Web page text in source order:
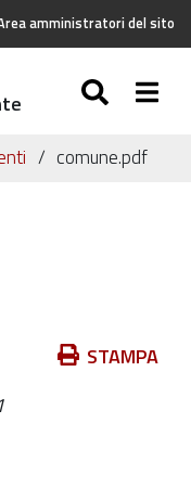
amministratori del sito
comune.pdf
STAMPA